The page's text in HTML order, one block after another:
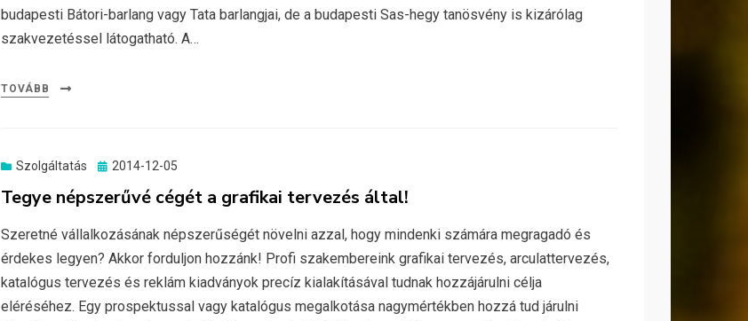
budapesti Bátori-barlang vagy Tata barlangjai, de a budapesti Sas-hegy tanösvény is kizárólag
szakvezetéssel látogatható. A…
TOVÁBB
Szolgáltatás
Posted
2014-12-05
Tegye népszerűvé cégét a grafikai tervezés által!
Szeretné vállalkozásának népszerűségét növelni azzal, hogy mindenki számára megragadó és
érdekes legyen? Akkor forduljon hozzánk! Profi szakembereink grafikai tervezés, arculattervezés,
katalógus tervezés és reklám kiadványok precíz kialakításával tudnak hozzájárulni célja
eléréséhez. Egy prospektussal vagy katalógus megalkotása nagymértékben hozzá tud járulni